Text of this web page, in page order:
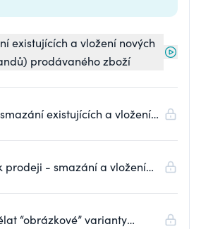
existujících a vložení nových
prodávaného zboží
existujících a vložení
prodeji - smazání a vložení
“obrázkové” varianty